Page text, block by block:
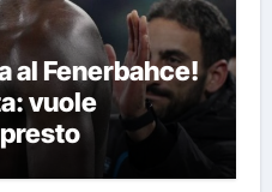
al Fenerbahce!
vuole